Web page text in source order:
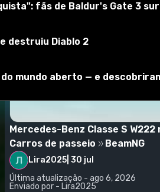
Mercedes-Benz Classe S W222
Carros de passeio
BeamNG
Lira2025 30 jul
Última atualização - ago 6, 2026
Enviado por - Lira2025
fãs de Baldur's Gate 3
destruiu Diablo 2
mundo aberto — e